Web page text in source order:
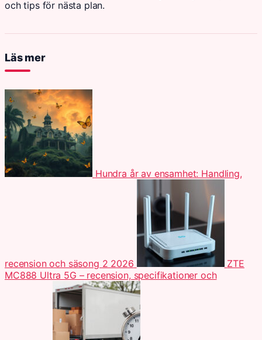
och tips för nästa plan.
Läs mer
Hundra år av ensamhet: Handling,
recension och säsong 2 2026
ZTE
MC888 Ultra 5G – recension, specifikationer och